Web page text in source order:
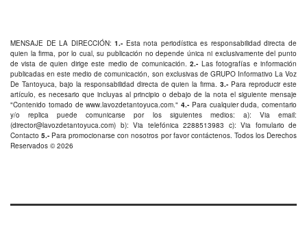
MENSAJE DE LA DIRECCIÓN:1.- Esta nota periodística es responsabilidad directa de
quien la firma, por lo cual, su publicación no depende única ni exclusivamente del punto
de vista de quien dirige este medio de comunicación.2.- Las fotografías e información
publicadas en este medio de comunicación, son exclusivas de GRUPO Informativo La Voz
De Tantoyuca, bajo la responsabilidad directa de quien la firma.3.- Para reproducir este
artículo, es necesario que incluyas al principio o debajo de la nota el siguiente mensaje
"Contenido tomado dewww.lavozdetantoyuca.com ." 4.- Para cualquier duda, comentario
y/o replica puede comunicarse por los siguientes medios: a): Via email:
(director@lavozdetantoyuca.com) b): Via telefónica 2288513983 c): Via fomulario de
Contacto 5.- Para promocionarse con nosotros por favorcontáctenos. Todos los Derechos
Reservados © 2026